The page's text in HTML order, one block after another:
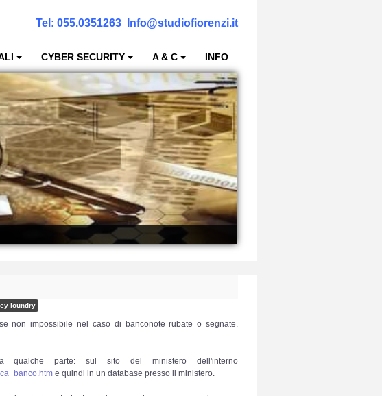
Tel: 055.0351263 Info@studiofiorenzi.it
CYBER SECURITY A & C INFO
loundry
non impossibile nel caso di banconote rubate o segnate.
parte: sul sito del ministero dell'interno
e quindi in un database presso il ministero.